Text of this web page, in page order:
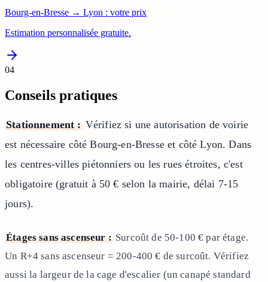
Bourg-en-Bresse → Lyon : votre prix
Estimation personnalisée gratuite.
04
Conseils pratiques
Stationnement :Vérifiez si une autorisation de voirie
est nécessaire côté Bourg-en-Bresse et côté Lyon. Dans
les centres-villes piétonniers ou les rues étroites, c'est
obligatoire (gratuit à 50 € selon la mairie, délai 7-15
jours).
Étages sans ascenseur :Surcoût de 50-100 € par étage.
Un R+4 sans ascenseur = 200-400 € de surcoût. Vérifiez
aussi la largeur de la cage d'escalier (un canapé standard